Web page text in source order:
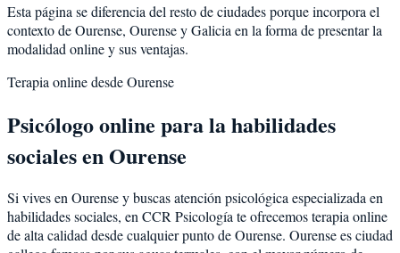
Esta página se diferencia del resto de ciudades porque incorpora el
contexto deOurense, OurenseyGalicia en la forma de presentar la
modalidad online y sus ventajas.
Terapia online desdeOurense
Psicólogo online para lahabilidades
socialesenOurense
Si vives enOurensey buscas atención psicológica especializada en
habilidades sociales, en CCR Psicología te ofrecemos terapia online
de alta calidad desde cualquier punto deOurense. Ourenseesciudad